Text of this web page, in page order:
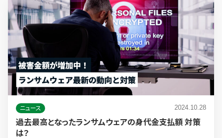
ニュース 2024.10.28
過去最高となったランサムウェアの身代金支払額 対策
は？